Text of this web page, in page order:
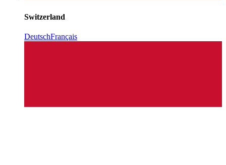
Switzerland
DeutschFrançais